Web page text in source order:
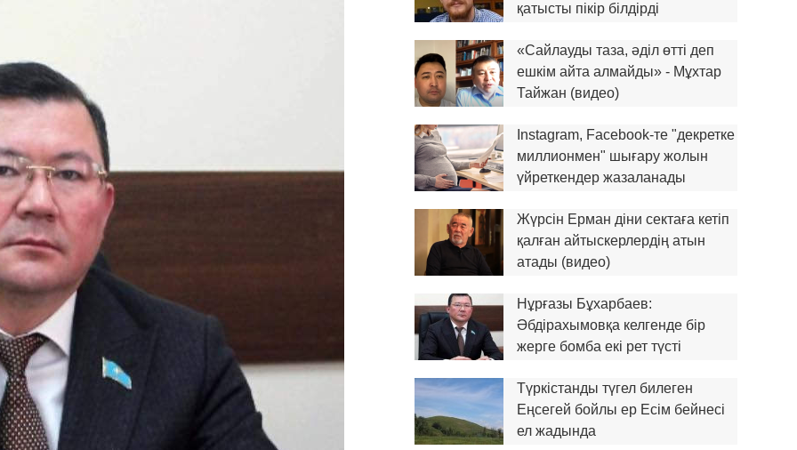
қатысты пікір білдірді
«Сайлауды таза, әділ өтті деп
ешкім айта алмайды» - Мұхтар
Тайжан (видео)
Instagram, Facebook-те "декретке
миллионмен" шығару жолын
үйреткендер жазаланады
Жүрсін Ерман діни сектаға кетіп
қалған айтыскерлердің атын
атады (видео)
Нұрғазы Бұхарбаев:
Әбдірахымовқа келгенде бір
жерге бомба екі рет түсті
Түркістанды түгел билеген
Еңсегей бойлы ер Есім бейнесі
ел жадында